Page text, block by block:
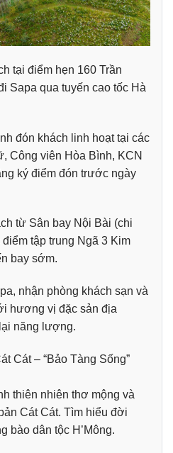
tại điểm hẹn 160 Trần
Sapa qua tuyến cao tốc Hà
đón khách linh hoạt tại các
Công viên Hòa Bình, KCN
ký điểm đón trước ngày
từ Sân bay Nội Bài (chi
tập trung Ngã 3 Kim
bay sớm.
nhận phòng khách sạn và
hương vị đặc sản địa
năng lượng.
Cát – “Bảo Tàng Sống”
thiên nhiên thơ mộng và
Cát Cát. Tìm hiểu đời
bào dân tộc H’Mông.